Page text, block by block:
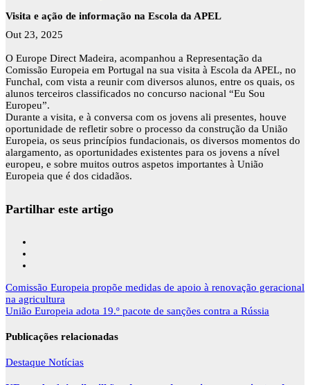
Visita e ação de informação na Escola da APEL
Out 23, 2025
O Europe Direct Madeira, acompanhou a Representação da
Comissão Europeia em Portugal na sua visita à Escola da APEL, no
Funchal, com vista a reunir com diversos alunos, entre os quais, os
alunos terceiros classificados no concurso nacional “Eu Sou
Europeu”.
Durante a visita, e à conversa com os jovens ali presentes, houve
oportunidade de refletir sobre o processo da construção da União
Europeia, os seus princípios fundacionais, os diversos momentos do
alargamento, as oportunidades existentes para os jovens a nível
europeu, e sobre muitos outros aspetos importantes à União
Europeia que é dos cidadãos.
Partilhar este artigo
Navegação
de
artigos
Comissão Europeia propõe medidas de apoio à renovação geracional
na agricultura
União Europeia adota 19.º pacote de sanções contra a Rússia
Publicações relacionadas
Destaque Notícias